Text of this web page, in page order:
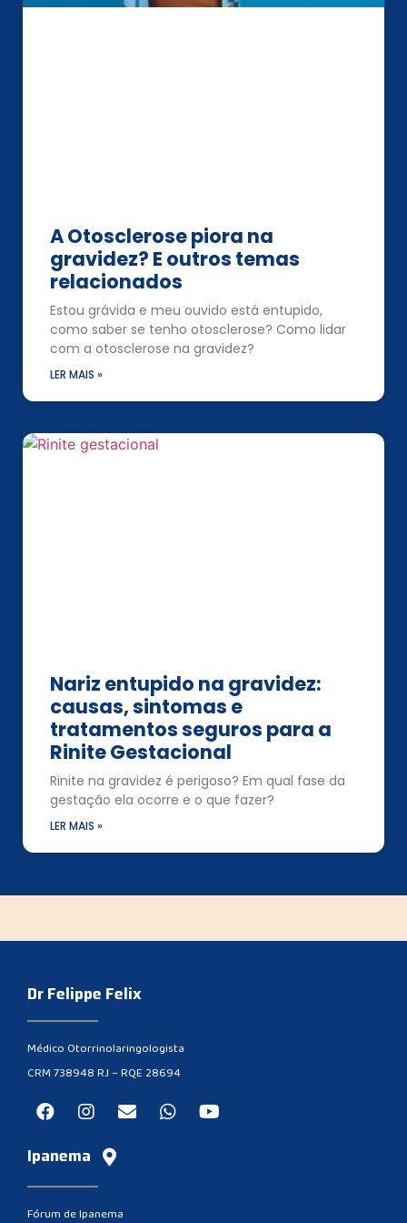
A Otosclerose piora na
gravidez? E outros temas
relacionados
Estou grávida e meu ouvido está entupido,
como saber se tenho otosclerose? Como lidar
com a otosclerose na gravidez?
LER MAIS »
Nariz entupido na gravidez:
causas, sintomas e
tratamentos seguros para a
Rinite Gestacional
Rinite na gravidez é perigoso? Em qual fase da
gestação ela ocorre e o que fazer?
LER MAIS »
Dr Felippe Felix
Médico Otorrinolaringologista
CRM 738948 RJ – RQE 28694
Ipanema
Fórum de Ipanema